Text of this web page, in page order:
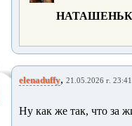
elenaduffy, 21.05.2026 г. 23:41
Ну как же так, что за